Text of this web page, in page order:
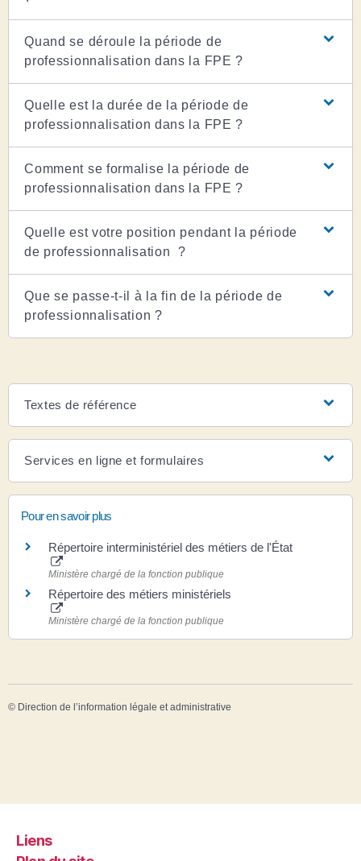
Quand se déroule la période de
professionnalisation dans la FPE ?
Quelle est la durée de la période de
professionnalisation dans la FPE ?
Comment se formalise la période de
professionnalisation dans la FPE ?
Quelle est votre position pendant la période
de professionnalisation ?
Que se passe-t-il à la fin de la période de
professionnalisation ?
Textes de référence
Services en ligne et formulaires
Pour en savoir plus
Répertoire interministériel des métiers de l'État
Ministère chargé de la fonction publique
Répertoire des métiers ministériels
Ministère chargé de la fonction publique
© Direction de l’information légale et administrative
Liens